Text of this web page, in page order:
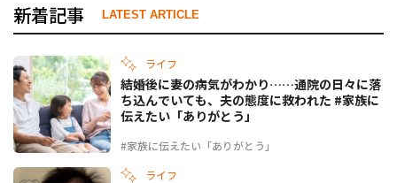
新着記事 LATEST ARTICLE
ライフ
#家族に伝えたい「ありがとう」
結婚後に妻の病気がわかり……通院の日々に落
ち込んでいても、夫の態度に救われた #家族に
伝えたい「ありがとう」
ライフ